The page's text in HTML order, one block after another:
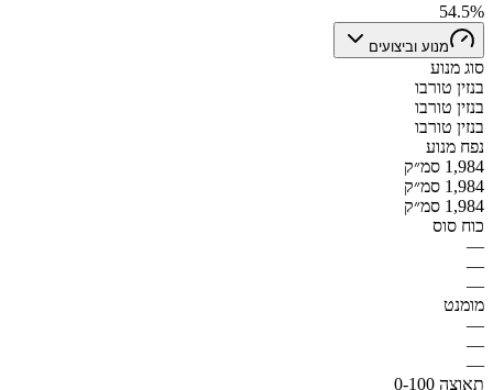
54.5%
מנוע וביצועים
סוג מנוע
בנזין טורבו
בנזין טורבו
בנזין טורבו
נפח מנוע
1,984 סמ״ק
1,984 סמ״ק
1,984 סמ״ק
כוח סוס
—
—
—
מומנט
—
—
—
תאוצה 0-100